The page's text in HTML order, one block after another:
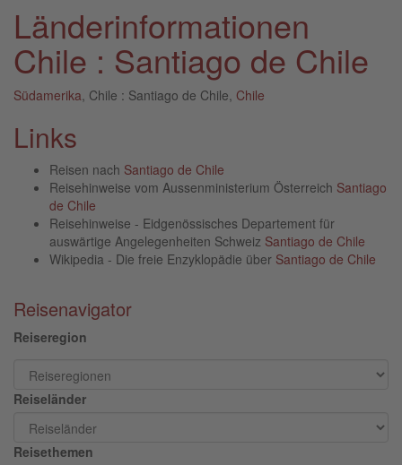
Länderinformationen
Chile : Santiago de Chile
Südamerika , Chile : Santiago de Chile, Chile
Links
Reisen nach Santiago de Chile
Reisehinweise vom Aussenministerium Österreich Santiago
de Chile
Reisehinweise - Eidgenössisches Departement für
auswärtige Angelegenheiten Schweiz Santiago de Chile
Wikipedia - Die freie Enzyklopädie über Santiago de Chile
Reisenavigator
Reiseregion
Reiseländer
Reisethemen